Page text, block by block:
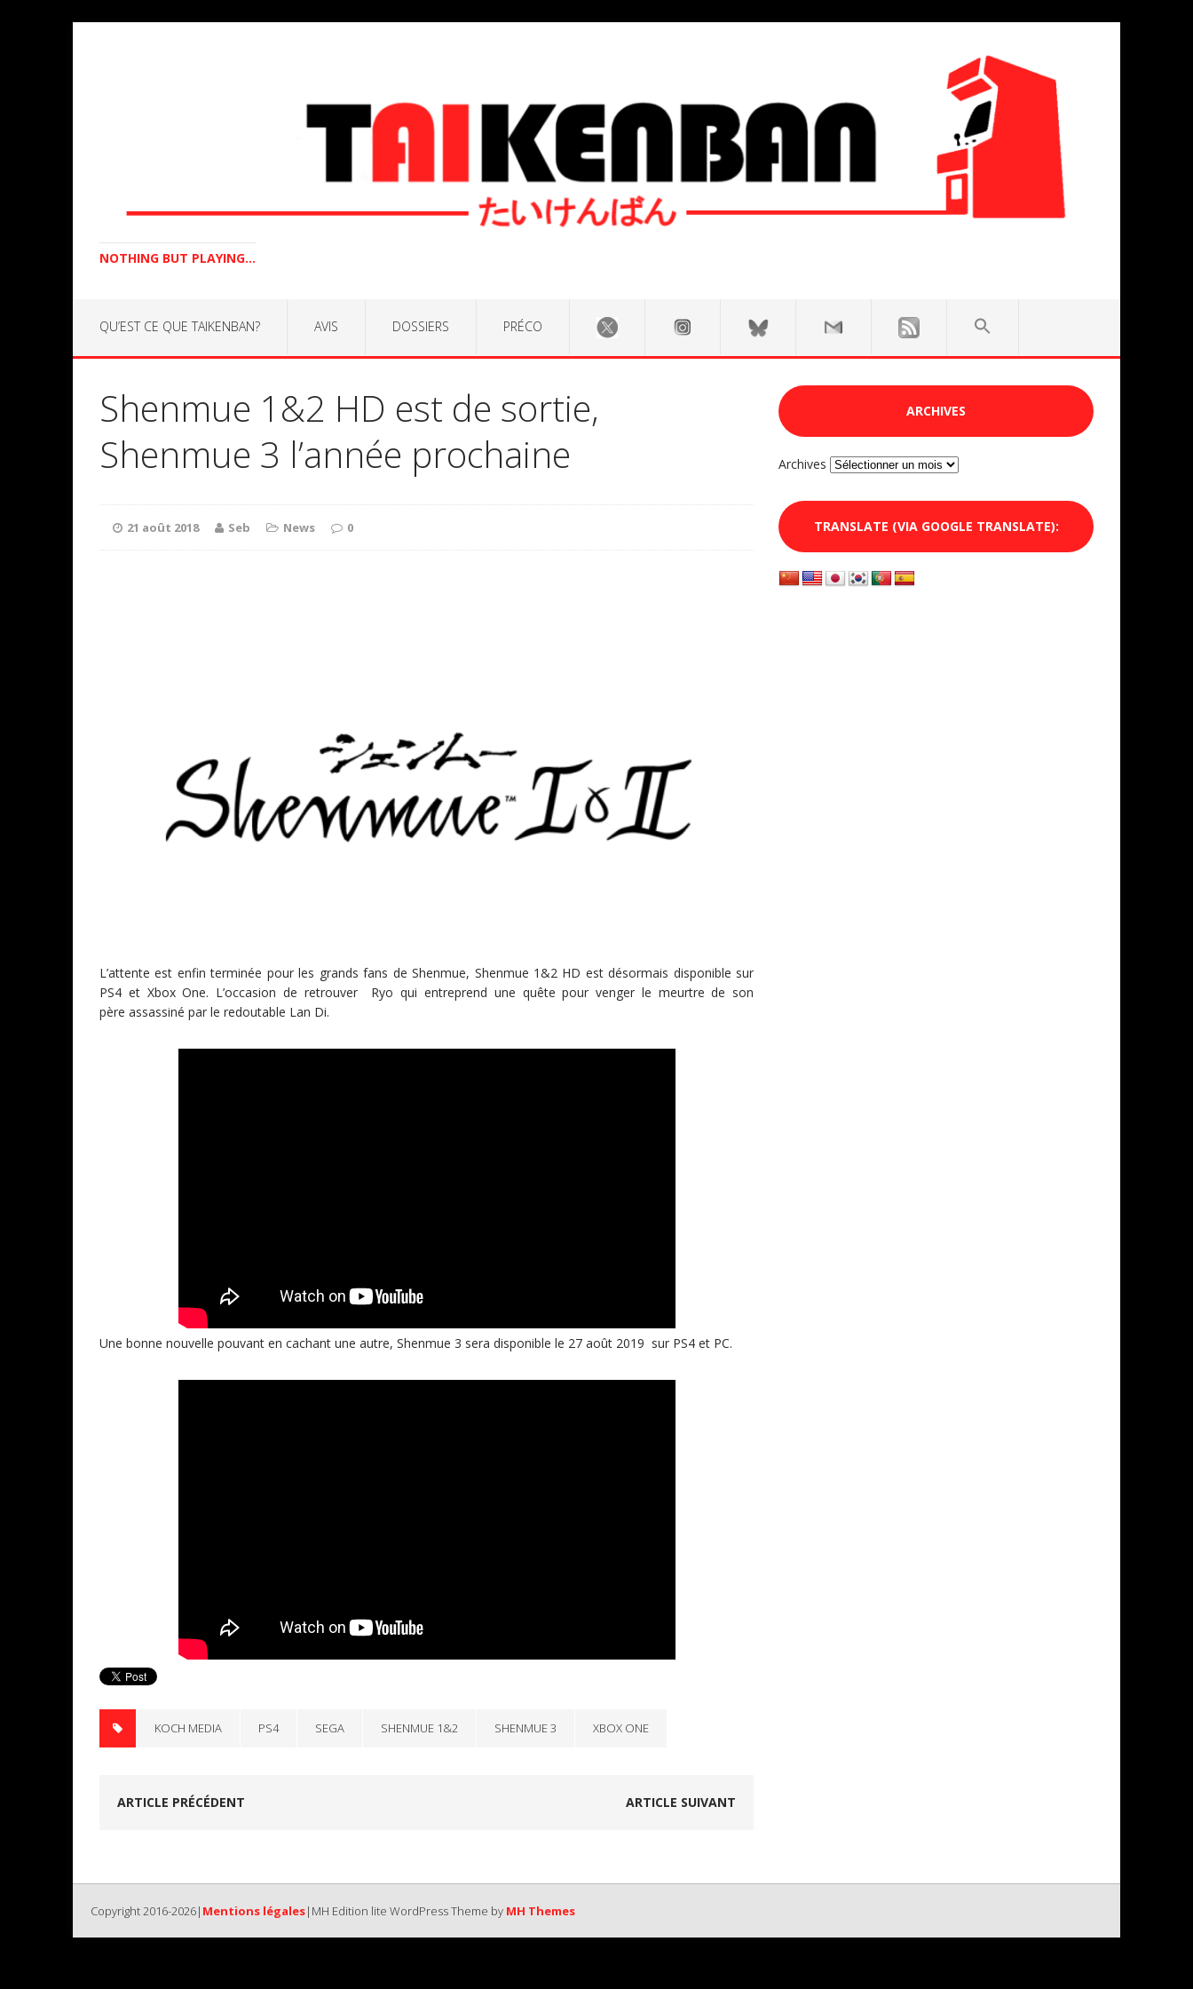
NOTHING BUT PLAYING...
QU’EST CE QUE TAIKENBAN? AVIS DOSSIERS PRÉCO
Shenmue 1&2 HD est de sortie,
Shenmue 3 l’année prochaine
21 août 2018 Seb News 0
L’attente est enfin terminée pour les grands fans de Shenmue, Shenmue 1&2 HD est désormais disponible sur
PS4 et Xbox One. L’occasion de retrouver Ryo qui entreprend une quête pour venger le meurtre de son
père assassiné par le redoutable Lan Di.
Une bonne nouvelle pouvant en cachant une autre, Shenmue 3 sera disponible le 27 août 2019 sur PS4 et PC.
KOCH MEDIA PS4 SEGA SHENMUE 1&2 SHENMUE 3 XBOX ONE
ARTICLE PRÉCÉDENT ARTICLE SUIVANT
ARCHIVES
Archives
TRANSLATE (VIA GOOGLE TRANSLATE):
Copyright 2016-2026| Mentions légales|MH Edition lite WordPress Theme by MH Themes